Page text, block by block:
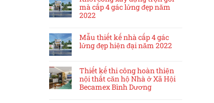
mà cấp 4 gác lửng đẹp năm
2022
Mẫu thiết kế nhà cấp 4 gác
lửng đẹp hiện đại năm 2022
Thiết kế thi công hoàn thiện
nội thất căn hộ Nhà ở Xã Hội
Becamex Bình Dương